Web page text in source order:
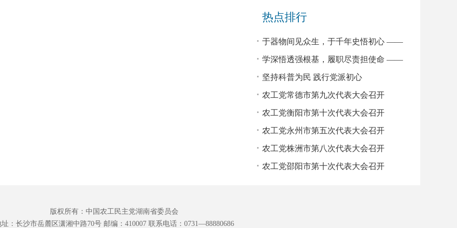
（扩大）会议
热点排行
于器物间见众生，于千年史悟初心 ——
读《文物里的中国人》有感
学深悟透强根基，履职尽责担使命 ——
2026年农工党中央基层组织负责人培训班
学习心得
坚持科普为民 践行党派初心
农工党常德市第九次代表大会召开
农工党衡阳市第十次代表大会召开
农工党永州市第五次代表大会召开
农工党株洲市第八次代表大会召开
农工党邵阳市第十次代表大会召开
版权所有：中国农工民主党湖南省委员会
址：长沙市岳麓区潇湘中路70号 邮编：410007 联系电话：0731—88880686